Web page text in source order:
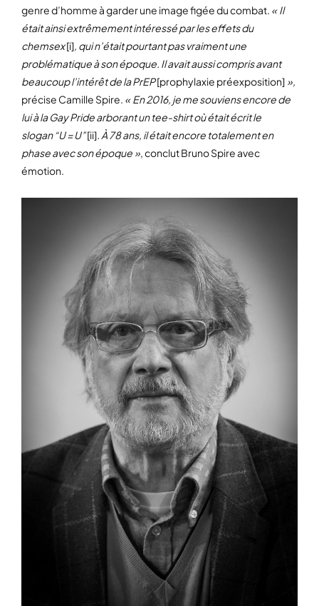
genre d’homme à garder une image figée du combat. « Il
était ainsi extrêmement intéressé par les effets du
chemsex[i], qui n’était pourtant pas vraiment une
problématique à son époque. Il avait aussi compris avant
beaucoup l’intérêt de la PrEP[prophylaxie préexposition] »,
précise Camille Spire. « En 2016, je me souviens encore de
lui à la Gay Pride arborant un tee-shirt où était écrit le
slogan “U = U”[ii]. À 78 ans, il était encore totalement en
phase avec son époque », conclut Bruno Spire avec
émotion.